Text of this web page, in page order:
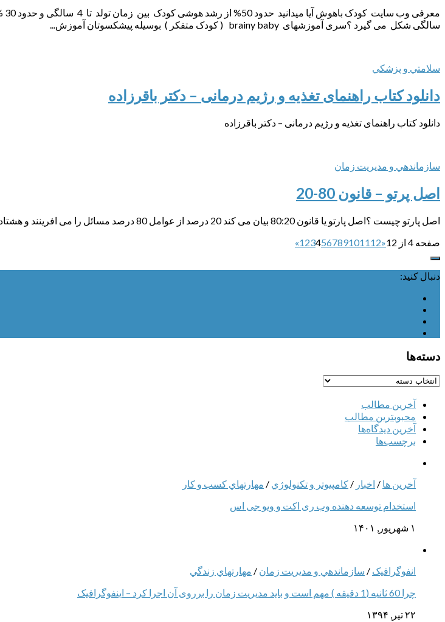
سالگی شکل می گیرد ؟سری آموزشهای brainy baby ( کودک متفکر ) بوسیله پیشکسوتان آموزش...
سلامتي و پزشكي
دانلود کتاب راهنمای تغذیه و رژیم درمانی – دکتر باقرزاده
دانلود کتاب راهنمای تغذیه و رژیم درمانی – دکتر باقرزاده
سازماندهي و مديريت زمان
اصل پرتو – قانون 80-20
اصل پارتو چیست ؟اصل پارتو یا قانون 80:20 بیان می کند 20 درصد از عوامل 80 درصد مسائل را می افرینند و هشتاد درصد از عوامل سبب بیست درصد از مسائل هستند .
صفحه 4 از 12
«
123456789101112
»
دنبال کنید:
دسته‌ها
دسته‌ها
آخرین مطالب
محبوبترین مطالب
آخرین دیدگا‌ه‌ها
برچسب‌ها
آخرین ها / اخبار / كامپيوتر و تكنولوژي / مهارتهاي كسب و كار
استخدام توسعه دهنده وب ری اکت و ویو جی اس
۱ شهریور, ۱۴۰۱
انفوگرافیک / سازماندهي و مديريت زمان / مهارتهاي زندگي
چرا 60 ثانیه (1 دقیقه ) مهم است و باید مدیریت زمان را برروی آن اجرا کرد – اینفوگرافیک
۲۲ تیر, ۱۳۹۴